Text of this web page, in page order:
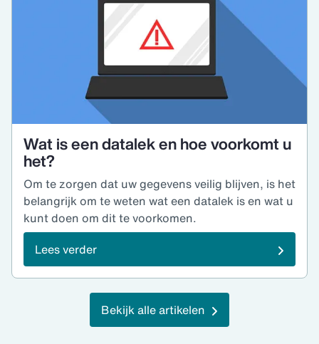
Wat is een datalek en hoe voorkomt u
het?
Om te zorgen dat uw gegevens veilig blijven, is het
belangrijk om te weten wat een datalek is en wat u
kunt doen om dit te voorkomen.
Lees verder
Bekijk alle artikelen